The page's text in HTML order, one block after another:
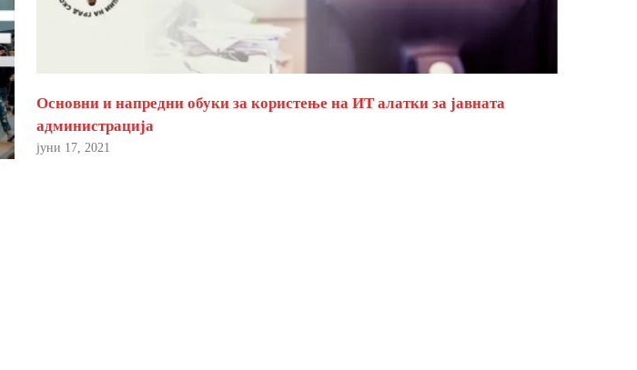
Основни и напредни обуки за користење на ИТ алатки за јавната
администрација
јуни 17, 2021